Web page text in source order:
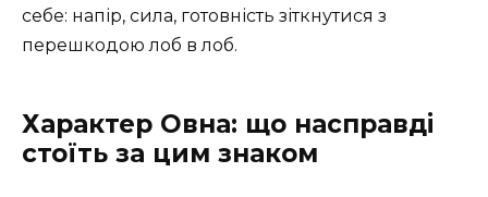
себе: напір, сила, готовність зіткнутися з
перешкодою лоб в лоб.
Характер Овна: що насправді
стоїть за цим знаком